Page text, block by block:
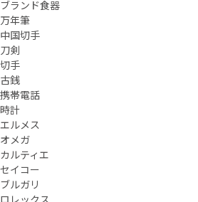
ブランド食器
万年筆
中国切手
刀剣
切手
古銭
携帯電話
時計
エルメス
オメガ
カルティエ
セイコー
ブルガリ